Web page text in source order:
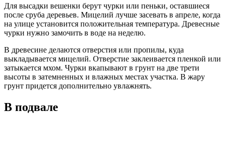
Для высадки вешенки берут чурки или пеньки, оставшиеся
после сруба деревьев. Мицелий лучше засевать в апреле, когда
на улице установится положительная температура. Древесные
чурки нужно замочить в воде на неделю.
В древесине делаются отверстия или пропилы, куда
выкладывается мицелий. Отверстие заклеивается пленкой или
затыкается мхом. Чурки вкапывают в грунт на две трети
высоты в затемненных и влажных местах участка. В жару
грунт придется дополнительно увлажнять.
В подвале